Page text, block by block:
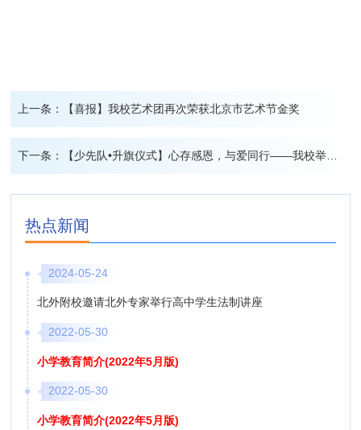
上一条： 【喜报】我校艺术团再次荣获北京市艺术节金奖
下一条： 【少先队•升旗仪式】心存感恩，与爱同行——我校举行小学生第13周升旗仪式
热点新闻
2024-05-24
北外附校邀请北外专家举行高中学生法制讲座
2022-05-30
小学教育简介(2022年5月版)
2022-05-30
小学教育简介(2022年5月版)